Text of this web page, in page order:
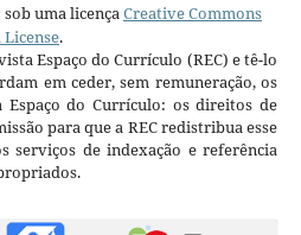
uma licençaCreative Commons
.
Espaço do Currículo (REC) e tê-lo
em ceder, sem remuneração, os
Espaço do Currículo: os direitos de
para que a REC redistribua esse
serviços de indexação e referência